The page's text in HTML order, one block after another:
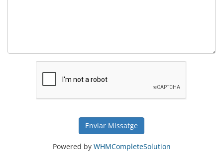
Enviar Missatge
Powered by WHMCompleteSolution